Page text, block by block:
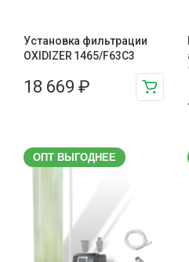
Установка фильтрации
OXIDIZER 1465/F63C3
18 669 ₽
ОПТ ВЫГОДНЕЕ